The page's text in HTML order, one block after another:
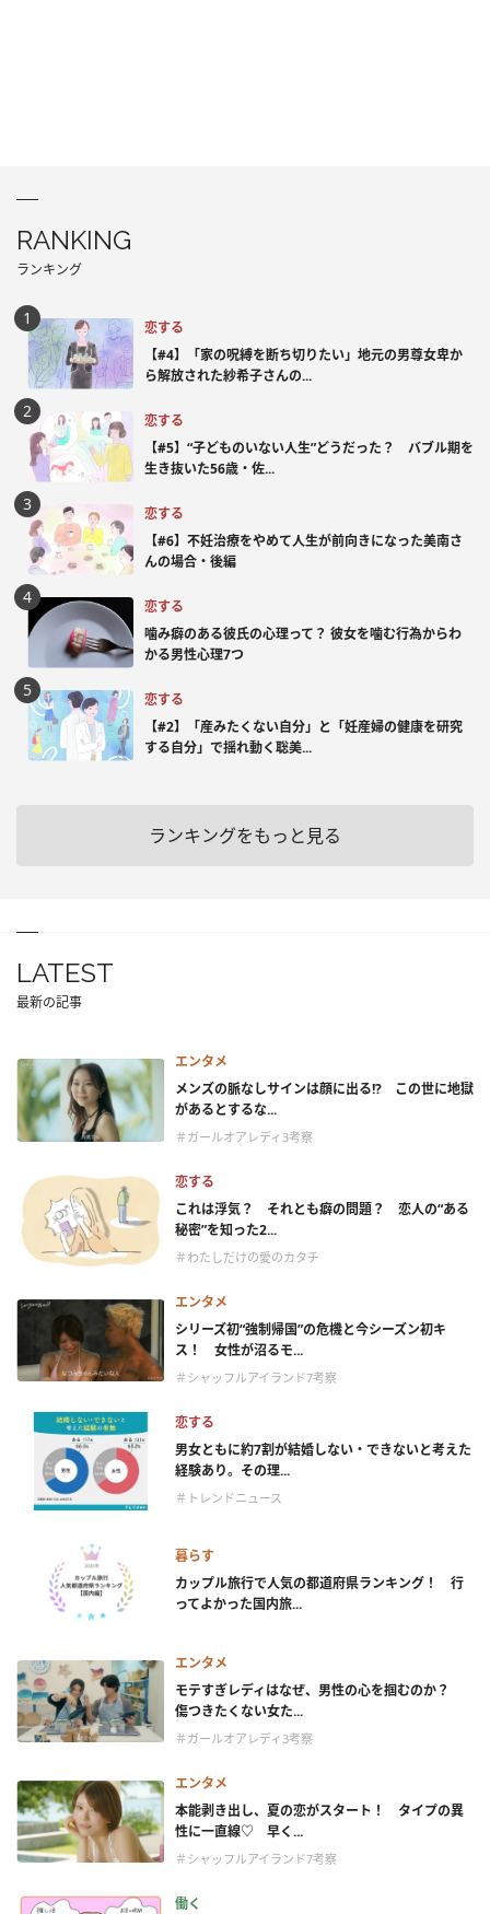
RANKING
ランキング
恋する
【#4】「家の呪縛を断ち切りたい」地元の男尊女卑か
ら解放された紗希子さんの...
恋する
【#5】“子どものいない人生”どうだった？ バブル期を
生き抜いた56歳・佐...
恋する
【#6】不妊治療をやめて人生が前向きになった美南さ
んの場合・後編
恋する
噛み癖のある彼氏の心理って？ 彼女を噛む行為からわ
かる男性心理7つ
恋する
【#2】「産みたくない自分」と「妊産婦の健康を研究
する自分」で揺れ動く聡美...
ランキングをもっと見る
LATEST
最新の記事
エンタメ
メンズの脈なしサインは顔に出る!? この世に地獄
があるとするな...
＃ガールオアレディ3考察
恋する
これは浮気？ それとも癖の問題？ 恋人の“ある
秘密”を知った2...
＃わたしだけの愛のカタチ
エンタメ
シリーズ初“強制帰国”の危機と今シーズン初キ
ス！ 女性が沼るモ...
＃シャッフルアイランド7考察
恋する
男女ともに約7割が結婚しない・できないと考えた
経験あり。その理...
＃トレンドニュース
暮らす
カップル旅行で人気の都道府県ランキング！ 行
ってよかった国内旅...
エンタメ
モテすぎレディはなぜ、男性の心を掴むのか？
傷つきたくない女た...
＃ガールオアレディ3考察
エンタメ
本能剥き出し、夏の恋がスタート！ タイプの異
性に一直線♡ 早く...
＃シャッフルアイランド7考察
働く